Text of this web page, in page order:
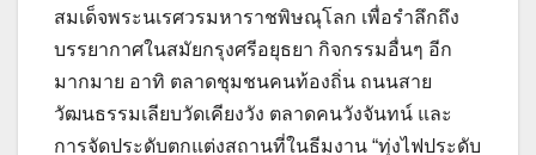
สมเด็จพระนเรศวรมหาราชพิษณุโลก เพื่อรำลึกถึง
บรรยากาศในสมัยกรุงศรีอยุธยา กิจกรรมอื่นๆ อีก
มากมาย อาทิ ตลาดชุมชนคนท้องถิ่น ถนนสาย
วัฒนธรรมเลียบวัดเคียงวัง ตลาดคนวังจันทน์ และ
การจัดประดับตกแต่งสถานที่ในธีมงาน “ทุ่งไฟประดับ